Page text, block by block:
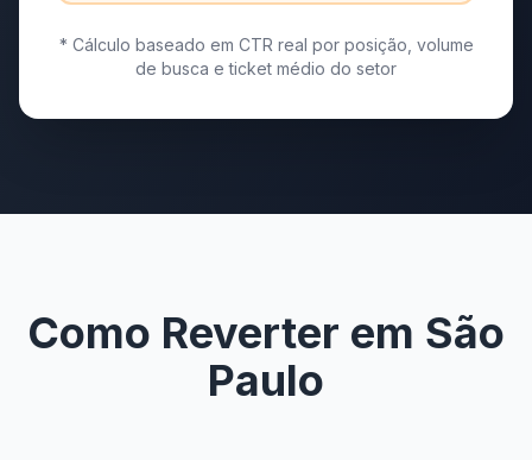
* Cálculo baseado em CTR real por posição, volume
de busca e ticket médio do setor
Como Reverter em São
Paulo